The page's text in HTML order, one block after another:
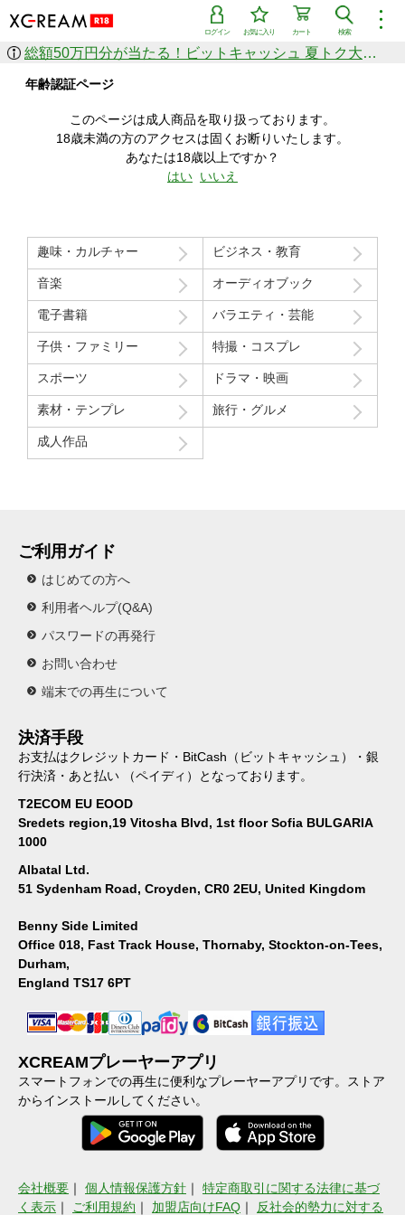
︙
検索
カート
お気に入り
ログイン
作品を探す
ジャンル
シリーズ
人気のセール中商品
新着セール中商品
すべての作品から探す
価格の安い順
価格の高い順
月間ランキング
年間ランキング
総額50万円分が当たる！ビットキャッシュ 夏トク大感謝祭
年齢認証ページ
このページは成人商品を取り扱っております。
18歳未満の方のアクセスは固くお断りいたします。
あなたは18歳以上ですか？
はい いいえ
趣味・カルチャー ビジネス・教育
音楽 オーディオブック
電子書籍 バラエティ・芸能
子供・ファミリー 特撮・コスプレ
スポーツ ドラマ・映画
素材・テンプレ 旅行・グルメ
成人作品
ご利用ガイド
はじめての方へ
利用者ヘルプ(Q&A)
パスワードの再発行
お問い合わせ
端末での再生について
決済手段
お支払はクレジットカード・BitCash（ビットキャッシュ）・銀
行決済・あと払い （ペイディ）となっております。
T2ECOM EU EOOD
Sredets region,19 Vitosha Blvd, 1st floor Sofia BULGARIA
1000
Albatal Ltd.
51 Sydenham Road, Croyden, CR0 2EU, United Kingdom
Benny Side Limited
Office 018, Fast Track House, Thornaby, Stockton-on-Tees,
Durham,
England TS17 6PT
XCREAMプレーヤーアプリ
スマートフォンでの再生に便利なプレーヤーアプリです。ストア
からインストールしてください。
会社概要 ｜ 個人情報保護方針 ｜ 特定商取引に関する法律に基づ
く表示 ｜ ご利用規約 ｜ 加盟店向けFAQ ｜ 反社会的勢力に対する